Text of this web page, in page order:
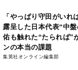
「やっぱり守田がい
露呈した日本代表“中
佑も触れた“たられば”
ンの本当の課題
集英社オンライン編集部